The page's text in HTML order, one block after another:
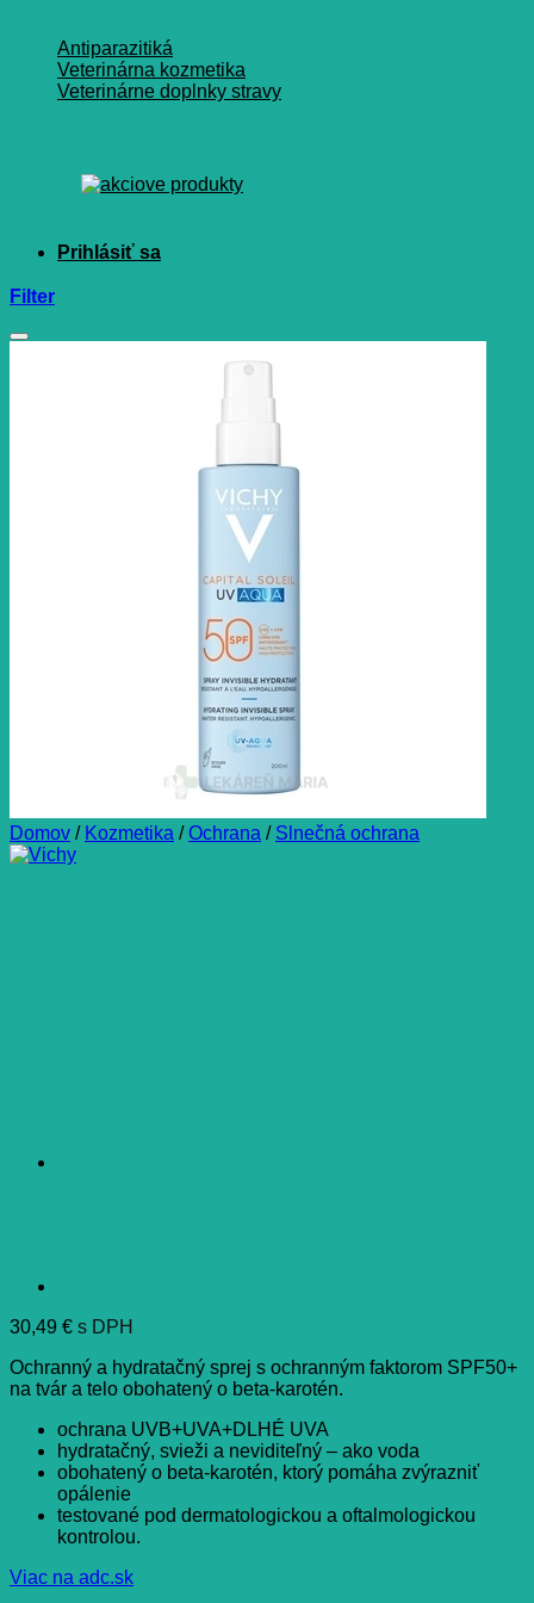
Antiparazitiká
Veterinárna kozmetika
Veterinárne doplnky stravy
Filter
Domov / Kozmetika / Ochrana / Slnečná ochrana
30,49 € s DPH
Ochranný a hydratačný sprej s ochranným faktorom SPF50+
na tvár a telo obohatený o beta-karotén.
ochrana UVB+UVA+DLHÉ UVA
hydratačný, svieži a neviditeľný – ako voda
obohatený o beta-karotén, ktorý pomáha zvýrazniť
opálenie
testované pod dermatologickou a oftalmologickou
kontrolou.
Viac na adc.sk